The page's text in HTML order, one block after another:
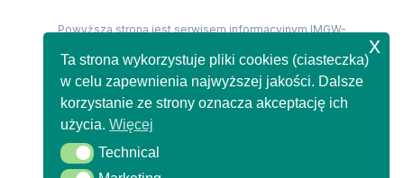
Powyższa strona jest serwisem informacyjnym IMGW-
Copyright IMGW-PIB Wszelkie prawa zastrzeżone
Ta strona wykorzystuje pliki cookies (ciasteczka)
w celu zapewnienia najwyższej jakości. Dalsze
korzystanie ze strony oznacza akceptację ich
użycia.Więcej
Technical
Technical
x